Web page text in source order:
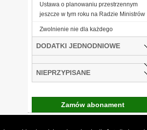
Ustawa o planowaniu przestrzennym
jeszcze w tym roku na Radzie Ministrów
Zwolnienie nie dla każdego
DODATKI JEDNODNIOWE
NIEPRZYPISANE
Zamów abonament